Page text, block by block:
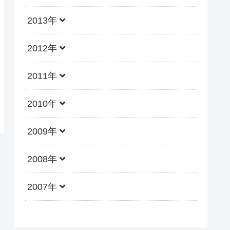
2013年
2012年
2011年
2010年
2009年
2008年
2007年